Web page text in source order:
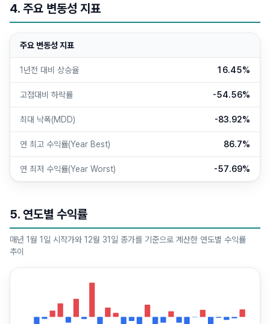
4. 주요 변동성 지표
주요 변동성 지표
1년전 대비 상승율 16.45%
고점대비 하락률 -54.56%
최대 낙폭(MDD) -83.92%
연 최고 수익률(Year Best) 86.7%
연 최저 수익률(Year Worst) -57.69%
5. 연도별 수익률
매년 1월 1일 시작가와 12월 31일 종가를 기준으로 계산한 연도별 수익률
추이